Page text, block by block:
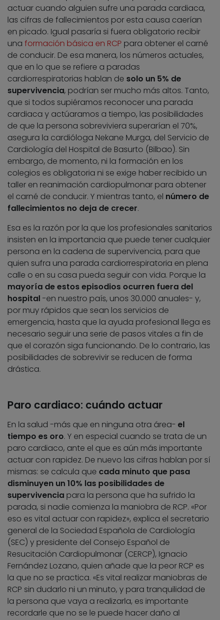
actuar cuando alguien sufre una parada cardiaca,
las cifras de fallecimientos por esta causa caerían
en picado. Igual pasaría si fuera obligatorio recibir
una formación básica en RCP para obtener el carné
de conducir. De esa manera, los números actuales,
que en lo que se refiere a paradas
cardiorrespiratorias hablan de solo un 5% de
supervivencia, podrían ser mucho más altos. Tanto,
que si todos supiéramos reconocer una parada
cardiaca y actúaramos a tiempo, las posibilidades
de que la persona sobreviviera superarían el 70%,
asegura la cardióloga Nekane Murga, del Servicio de
Cardiología del Hospital de Basurto (Bilbao). Sin
embargo, de momento, ni la formación en los
colegios es obligatoria ni se exige haber recibido un
taller en reanimación cardiopulmonar para obtener
el carné de conducir. Y mientras tanto, el número de
fallecimientos no deja de crecer.
Esa es la razón por la que los profesionales sanitarios
insisten en la importancia que puede tener cualquier
persona en la cadena de supervivencia, para que
quien sufra una parada cardiorrespiratoria en plena
calle o en su casa pueda seguir con vida. Porque la
mayoría de estos episodios ocurren fuera del
hospital-en nuestro país, unos 30.000 anuales- y,
por muy rápidos que sean los servicios de
emergencia, hasta que la ayuda profesional llega es
necesario seguir una serie de pasos vitales a fin de
que el corazón siga funcionando. De lo contrario, las
posibilidades de sobrevivir se reducen de forma
drástica.
Paro cardiaco: cuándo actuar
En la salud -más que en ninguna otra área- el
tiempo es oro. Y en especial cuando se trata de un
paro cardiaco, ante el que es aún más importante
actuar con rapidez. De nuevo las cifras hablan por sí
mismas: se calcula que cada minuto que pasa
disminuyen un 10% las posibilidades de
supervivencia para la persona que ha sufrido la
parada, si nadie comienza la maniobra de RCP. «Por
eso es vital actuar con rapidez», explica el secretario
general de la Sociedad Española de Cardiología
(SEC) y presidente del Consejo Español de
Resucitación Cardiopulmonar (CERCP), Ignacio
Fernández Lozano, quien añade que la peor RCP es
la que no se practica. «Es vital realizar maniobras de
RCP sin dudarlo ni un minuto, y para tranquilidad de
la persona que vaya a realizarla, es importante
recordarle que no se le puede hacer daño al